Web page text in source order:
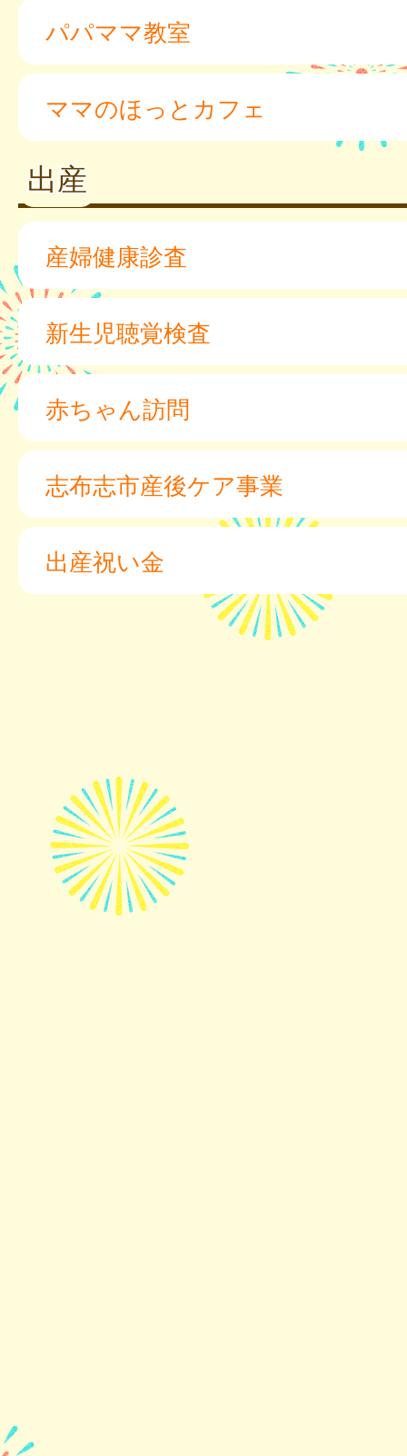
パパママ教室
ママのほっとカフェ
出産
産婦健康診査
新生児聴覚検査
赤ちゃん訪問
志布志市産後ケア事業
出産祝い金